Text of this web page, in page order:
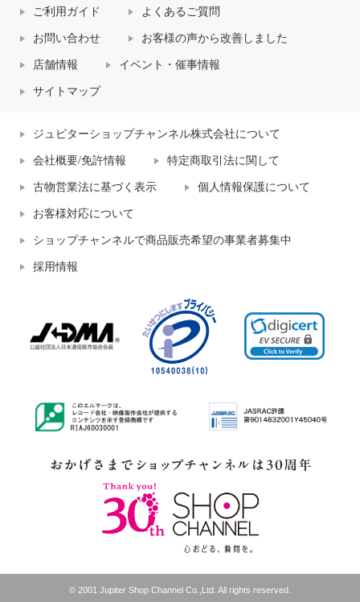
ご利用ガイド よくあるご質問
お問い合わせ お客様の声から改善しました
店舗情報 イベント・催事情報
サイトマップ
ジュピターショップチャンネル株式会社について
会社概要/免許情報 特定商取引法に関して
古物営業法に基づく表示 個人情報保護について
お客様対応について
ショップチャンネルで商品販売希望の事業者募集中
採用情報
© 2001 Jupiter Shop Channel Co.,Ltd. All rights reserved.